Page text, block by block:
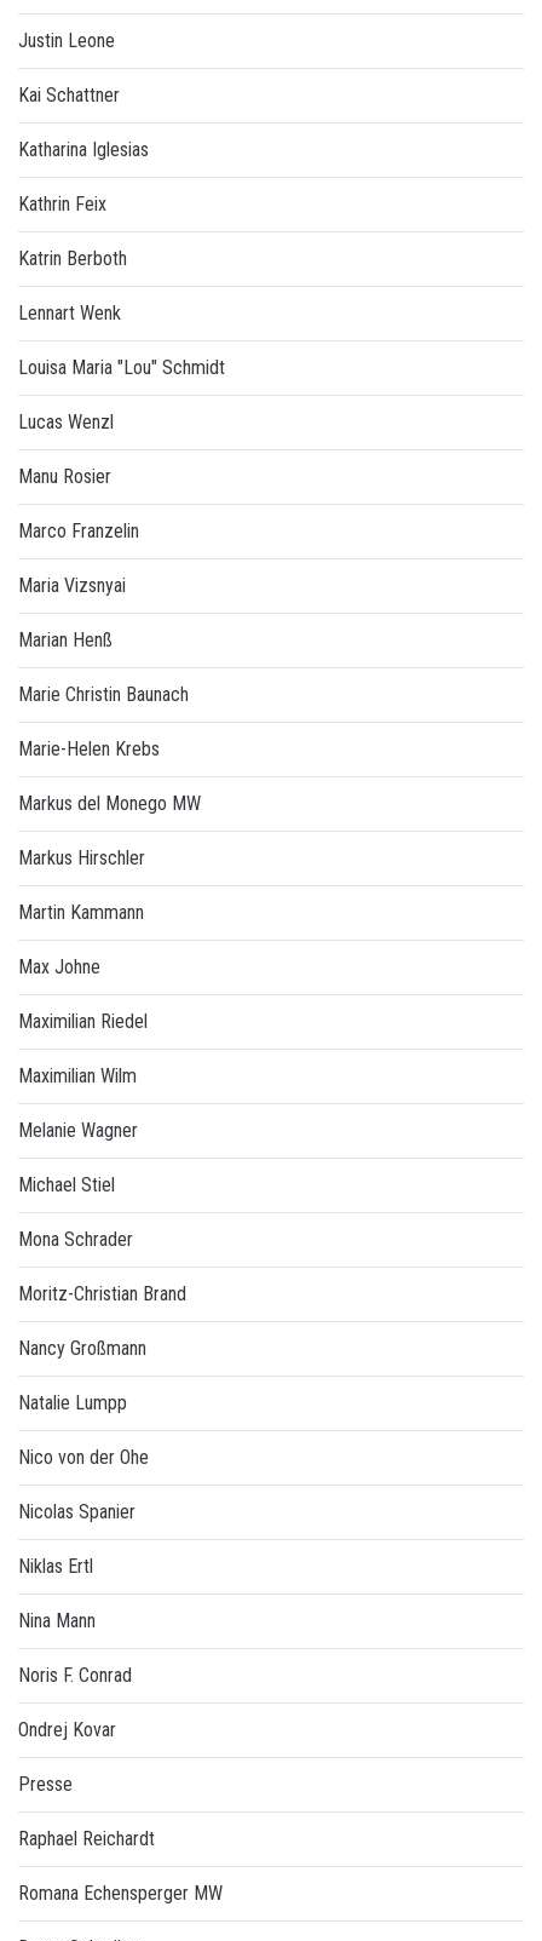
Justin Leone
Kai Schattner
Katharina Iglesias
Kathrin Feix
Katrin Berboth
Lennart Wenk
Louisa Maria "Lou" Schmidt
Lucas Wenzl
Manu Rosier
Marco Franzelin
Maria Vizsnyai
Marian Henß
Marie Christin Baunach
Marie-Helen Krebs
Markus del Monego MW
Markus Hirschler
Martin Kammann
Max Johne
Maximilian Riedel
Maximilian Wilm
Melanie Wagner
Michael Stiel
Mona Schrader
Moritz-Christian Brand
Nancy Großmann
Natalie Lumpp
Nico von der Ohe
Nicolas Spanier
Niklas Ertl
Nina Mann
Noris F. Conrad
Ondrej Kovar
Presse
Raphael Reichardt
Romana Echensperger MW